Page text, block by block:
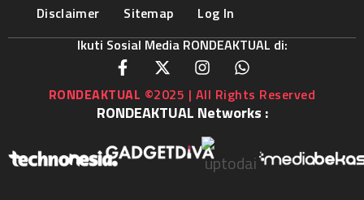
Disclaimer
Sitemap
Log In
Ikuti Sosial Media RONDEAKTUAL di:
RONDEAKTUAL ©2025 | All Rights Reserved
RONDEAKTUAL Networks :